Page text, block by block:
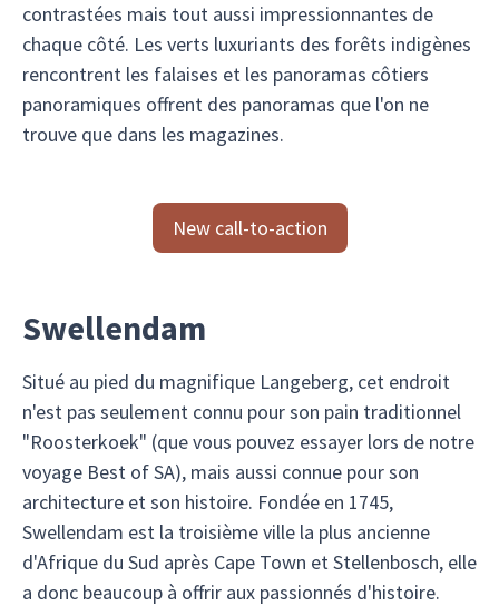
contrastées mais tout aussi impressionnantes de
chaque côté. Les verts luxuriants des forêts indigènes
rencontrent les falaises et les panoramas côtiers
panoramiques offrent des panoramas que l'on ne
trouve que dans les magazines.
New call-to-action
Swellendam
Situé au pied du magnifique Langeberg, cet endroit
n'est pas seulement connu pour son pain traditionnel
"Roosterkoek" (que vous pouvez essayer lors de notre
voyage Best of SA), mais aussi connue pour son
architecture et son histoire. Fondée en 1745,
Swellendam est la troisième ville la plus ancienne
d'Afrique du Sud après Cape Town et Stellenbosch, elle
a donc beaucoup à offrir aux passionnés d'histoire.